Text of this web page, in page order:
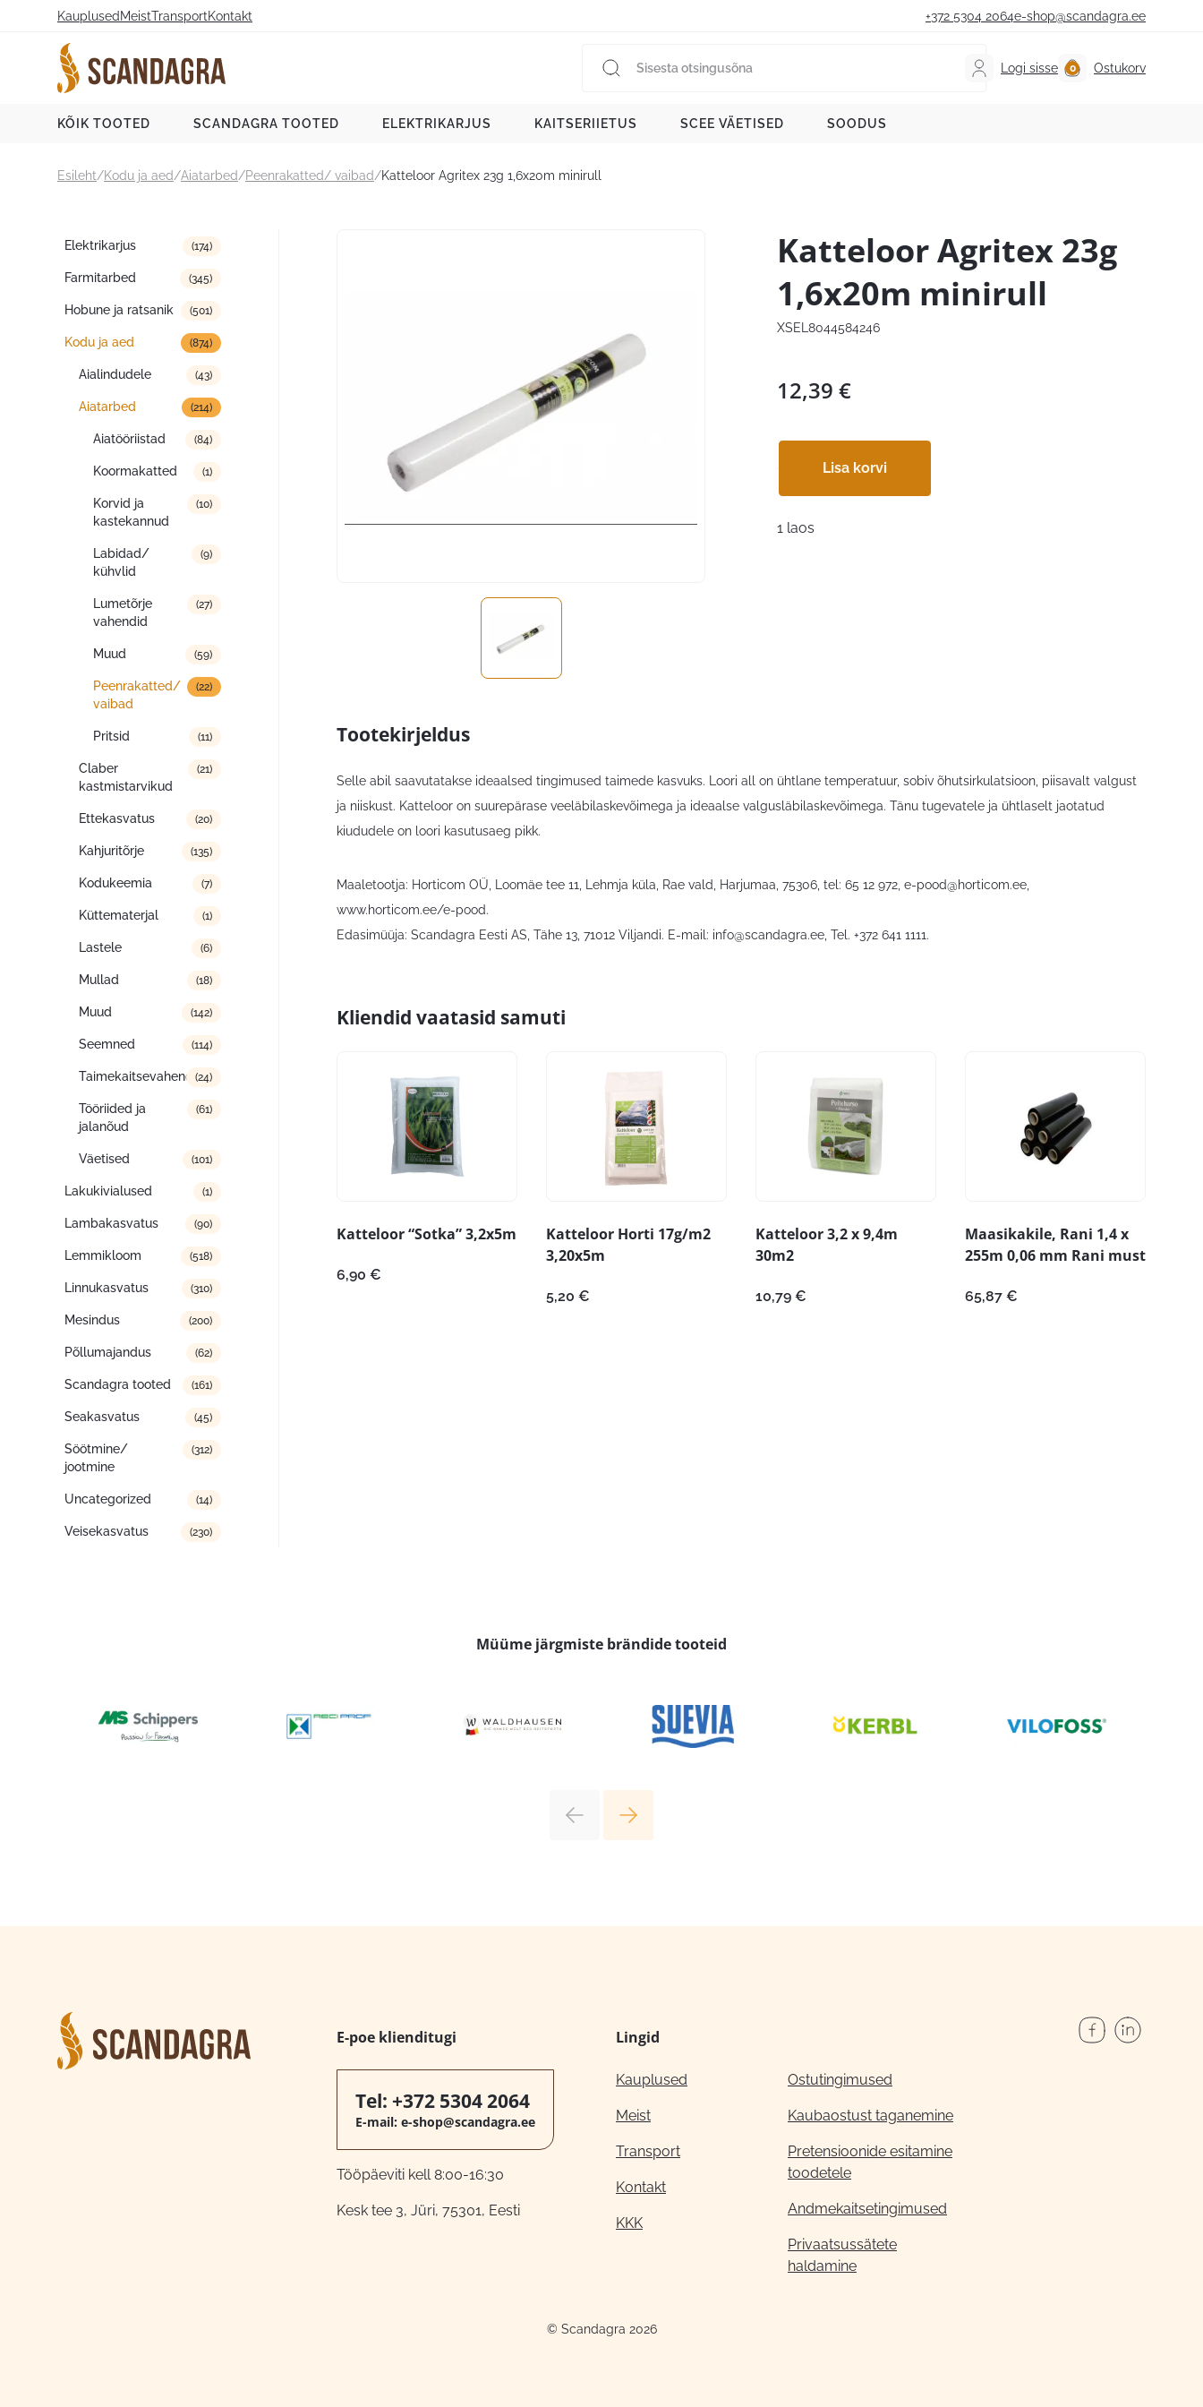
Kauplused MeistTransportKontakt +372 5304 2064e-shop@scandagra.ee
Logi sisse Ostukorv
KÕIK TOOTED SCANDAGRA TOOTED ELEKTRIKARJUS KAITSERIIETUS SCEE VÄETISED SOODUS
Esileht/Kodu ja aed/Aiatarbed/Peenrakatted/ vaibad/Katteloor Agritex 23g 1,6x20m minirull
Tootekategooriad
Elektrikarjus (174)
Farmitarbed (345)
Hobune ja ratsanik (501)
Kodu ja aed (874)
Aialindudele (43)
Aiatarbed (214)
Aiatööriistad (84)
Koormakatted (1)
Korvid ja
kastekannud
(10)
Labidad/
kühvlid
(9)
Lumetõrje
vahendid
(27)
Muud (59)
Peenrakatted/
vaibad
(22)
Pritsid (11)
Claber
kastmistarvikud
(21)
Ettekasvatus (20)
Kahjuritõrje (135)
Kodukeemia (7)
Küttematerjal (1)
Lastele (6)
Mullad (18)
Muud (142)
Seemned (114)
Taimekaitsevahendid(24)
Tööriided ja
jalanõud
(61)
Väetised (101)
Lakukivialused (1)
Lambakasvatus (90)
Lemmikloom (518)
Linnukasvatus (310)
Mesindus (200)
Põllumajandus (62)
Scandagra tooted (161)
Seakasvatus (45)
Söötmine/
jootmine
(312)
Uncategorized (14)
Veisekasvatus (230)
Katteloor Agritex 23g
1,6x20m minirull
XSEL8044584246
12,39 €
Lisa korvi
1 laos
Tootekirjeldus
Selle abil saavutatakse ideaalsed tingimused taimede kasvuks. Loori all on ühtlane temperatuur, sobiv õhutsirkulatsioon, piisavalt valgust
ja niiskust. Katteloor on suurepärase veeläbilaskevõimega ja ideaalse valgusläbilaskevõimega. Tänu tugevatele ja ühtlaselt jaotatud
kiududele on loori kasutusaeg pikk.
Maaletootja: Horticom OÜ, Loomäe tee 11, Lehmja küla, Rae vald, Harjumaa, 75306, tel: 65 12 972, e-pood@horticom.ee
www.horticom.ee/e-pood.
Edasimüüja: Scandagra Eesti AS, Tähe 13, 71012 Viljandi. E-mail: info@scandagra.ee , Tel. +372 641 1111.
Kliendid vaatasid samuti
Katteloor “Sotka” 3,2x5m
6,90 €
Katteloor Horti 17g/m2
3,20x5m
5,20 €
Katteloor 3,2 x 9,4m
30m2
10,79 €
Maasikakile, Rani 1,4 x
255m 0,06 mm Rani must
65,87 €
Müüme järgmiste brändide tooteid
E-poe klienditugi
Tel: +372 5304 2064
E-mail: e-shop@scandagra.ee
Tööpäeviti kell 8:00-16:30
Kesk tee 3, Jüri, 75301, Eesti
Lingid
Kauplused
Meist
Transport
Kontakt
KKK
Ostutingimused
Kaubaostust taganemine
Pretensioonide esitamine
toodetele
Andmekaitsetingimused
Privaatsussätete
haldamine
© Scandagra 2026